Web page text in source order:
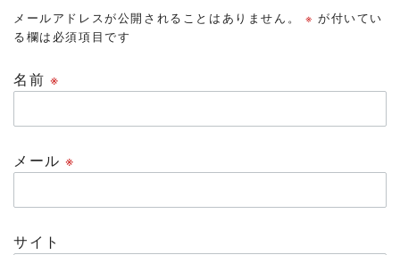
メールアドレスが公開されることはありません。 ※ が付いてい
る欄は必須項目です
名前 ※
メール※
サイト